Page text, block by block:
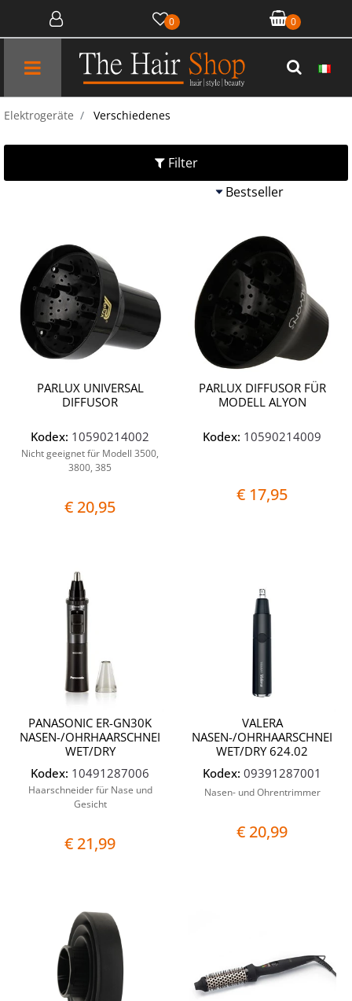
0 0
Open menu
Elektrogeräte Verschiedenes
Filter
PARLUX UNIVERSAL
DIFFUSOR
Kodex: 10590214002
Nicht geeignet für Modell 3500,
3800, 385
€ 20,95
PARLUX DIFFUSOR FÜR
MODELL ALYON
Kodex: 10590214009
€ 17,95
PANASONIC ER-GN30K
NASEN-/OHRHAARSCHNEIDEMASCHINE
WET/DRY
Kodex: 10491287006
Haarschneider für Nase und
Gesicht
€ 21,99
VALERA
NASEN-/
WET/DRY 624.02
Kodex: 09391287001
Nasen- und Ohrentrimmer
€ 20,99